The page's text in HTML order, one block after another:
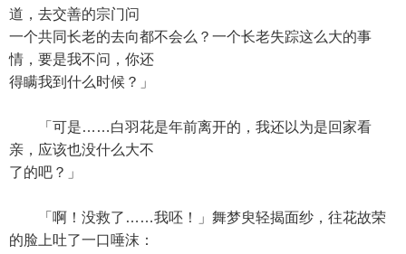
道，去交善的宗门问
一个共同长老的去向都不会么？一个长老失踪这么大的事
情，要是我不问，你还
得瞒我到什么时候？」
「可是……白羽花是年前离开的，我还以为是回家看
亲，应该也没什么大不
了的吧？」
「啊！没救了……我呸！」舞梦臾轻揭面纱，往花故荣
的脸上吐了一口唾沫：